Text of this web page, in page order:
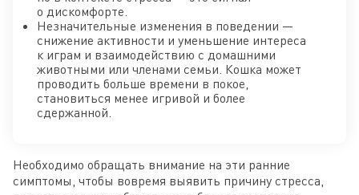
о дискомфорте.
Незначительные изменения в поведении —
снижение активности и уменьшение интереса
к играм и взаимодействию с домашними
животными или членами семьи. Кошка может
проводить больше времени в покое,
становиться менее игривой и более
сдержанной.
Необходимо обращать внимание на эти ранние
симптомы, чтобы вовремя выявить причину стресса,